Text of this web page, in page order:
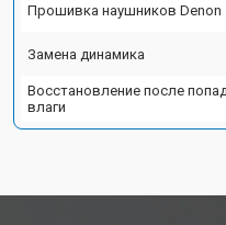
Прошивка наушников Denon
Замена динамика
Восстановление после
влаги